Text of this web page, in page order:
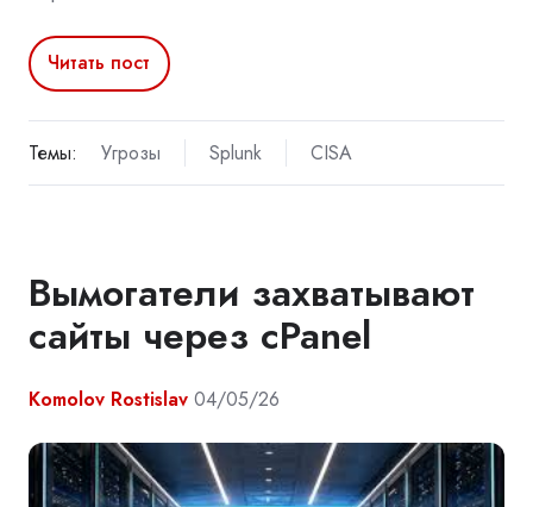
Читать пост
Темы: Угрозы Splunk CISA
Вымогатели захватывают
сайты через cPanel
Komolov Rostislav 04/05/26